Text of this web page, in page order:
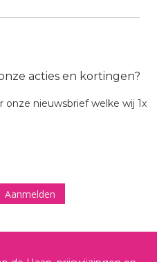
acties en kortingen?
onze nieuwsbrief welke wij 1x
Aanmelden